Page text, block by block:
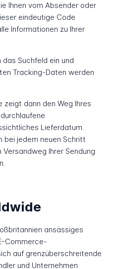
Ihnen vom Absender oder
eindeutige Code
Informationen zu Ihrer
das Suchfeld ein und
Tracking-Daten werden
zeigt dann den Weg Ihres
Lieferdatum.
bei jedem neuen Schritt
Ihrer Sendung
ansässiges
Commerce-
auf grenzüberschreitende
und Unternehmen